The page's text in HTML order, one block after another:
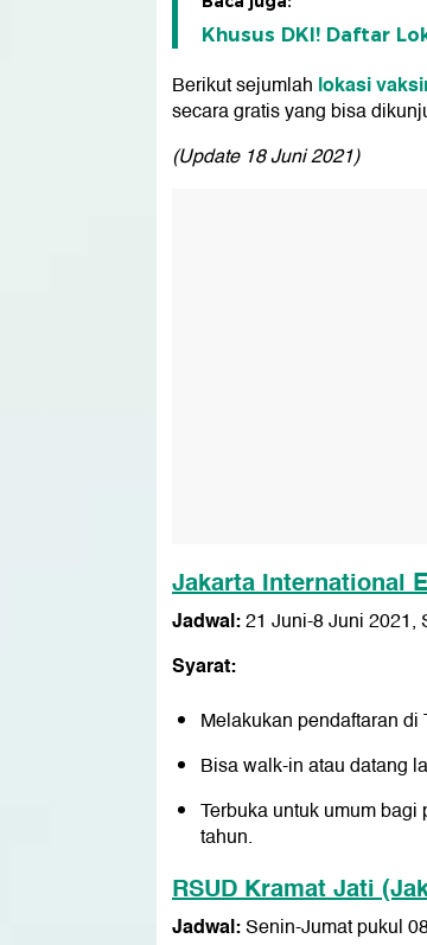
Khusus DKI! Daftar
Berikut sejumlah lokasi
secara gratis yang bisa
(Update 18 Juni 2021)
Jakarta International
Jadwal:21 Juni-8 Juni 2021,
Syarat:
Melakukan pendaftaran di
Bisa walk-in atau datang
Terbuka untuk umum
tahun.
RSUD Kramat Jati
Jadwal:Senin-Jumat pukul